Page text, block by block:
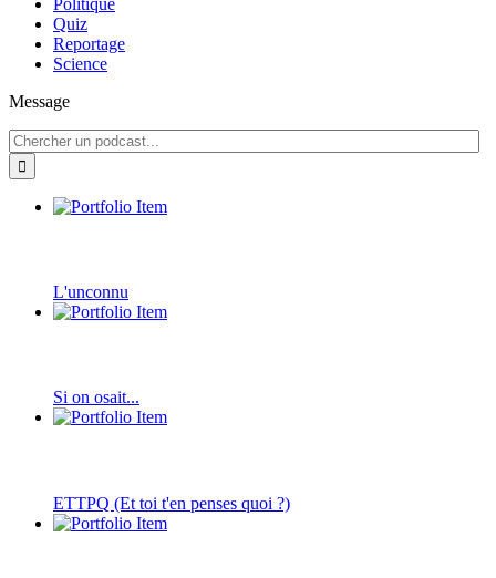
Quiz
Reportage
Science
Message
L'unconnu
Si on osait...
ETTPQ (Et toi t'en penses quoi ?)